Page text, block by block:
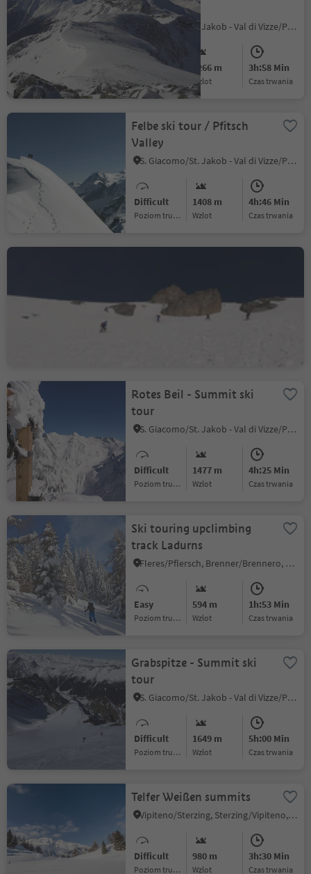
ski tour
S. Giacomo/St. Jakob - Val di Vizze/Pfitsch, Pfitsch/Val di Vizze, Sterzing/Vipiteno and environs
Medium
Poziom trudności
1266 m
Wzlot
3h:58 Min
czas trwania
Felbe ski tour / Pfitsch
Valley
S. Giacomo/St. Jakob - Val di Vizze/Pfitsch, Pfitsch/Val di Vizze, Sterzing/Vipiteno and environs
Difficult
Poziom trudności
1408 m
Wzlot
4h:46 Min
czas trwania
S. Giacomo/St. Jakob - Val di Vizze/Pfitsch, Pfitsch/Val di Vizze, Sterzing/Vipiteno and environs
Rotes Beil - Summit ski
tour
S. Giacomo/St. Jakob - Val di Vizze/Pfitsch, Pfitsch/Val di Vizze, Sterzing/Vipiteno and environs
Difficult
Poziom trudności
1477 m
Wzlot
4h:25 Min
czas trwania
Ski touring upclimbing
track Ladurns
Fleres/Pflersch, Brenner/Brennero, Sterzing/Vipiteno and environs
Easy
Poziom trudności
594 m
Wzlot
1h:53 Min
czas trwania
Grabspitze - Summit ski
tour
S. Giacomo/St. Jakob - Val di Vizze/Pfitsch, Pfitsch/Val di Vizze, Sterzing/Vipiteno and environs
Difficult
Poziom trudności
1649 m
Wzlot
5h:00 Min
czas trwania
Telfer Weißen summits
Vipiteno/Sterzing, Sterzing/Vipiteno, Sterzing/Vipiteno and environs
Difficult
Poziom trudności
980 m
Wzlot
3h:30 Min
czas trwania